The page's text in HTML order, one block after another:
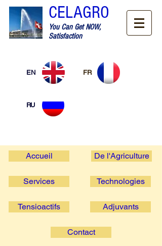
CELAGRO
You Can Get NOW,
Satisfaction
EN FR
RU
Accueil De l'Agriculture
Services Technologies
Tensioactifs Adjuvants
Contact